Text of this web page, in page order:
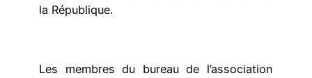
la République.
Les membres du bureau de l’association